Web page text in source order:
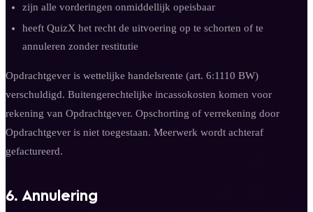
zijn alle vorderingen onmiddellijk opeisbaar
heeft QuizX het recht de uitvoering op te schorten of te
annuleren zonder restitutie
Opdrachtgever is wettelijke handelsrente (art. 6:1110 BW)
verschuldigd. Buitengerechtelijke incassokosten komen voor
rekening van Opdrachtgever. Opschorting of verrekening door
Opdrachtgever is niet toegestaan. Meerwerk wordt achteraf
gefactureerd.
6. Annulering